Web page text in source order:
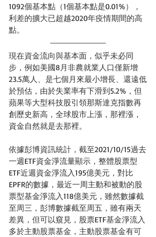
1092個基本點（1個基本點是0.01%），
利差的擴大已超越2020年疫情期間的高
點。
現在資金流向與基本面，似乎未必同
步，例如美國8月非農就業人口僅新增
23.5萬人、是七個月來最小增長、還遠低
於預估，由於失業率有下滑到5.2%，但
蘋果等大型科技股引領那斯達克指數再
創歷史新高，全球股市上漲，那裡漲，
資金自然就是去那裡。
依據彭博資訊統計，截至2021/10/15過去
一週ETF資金淨流量顯示，整體股票型
ETF近週資金淨流入195億美元，對比
EPFR的數據，最近一周主動和被動的股
票型基金淨流入118億美元，雖然數據截
至周三，彭博數據截至周五，雖有兩天
差異，但可以窺見，股票ETF基金淨流入
多於主動股票基金，主動股票基金有可